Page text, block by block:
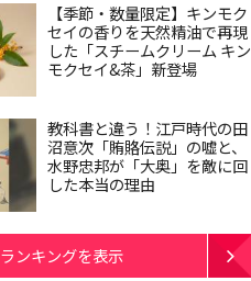
【季節・数量限定】キンモク
セイの香りを天然精油で再現
した「スチームクリーム キン
モクセイ&茶」新登場
教科書と違う！江戸時代の田
沼意次「賄賂伝説」の嘘と、
水野忠邦が「大奥」を敵に回
した本当の理由
ランキングを表示